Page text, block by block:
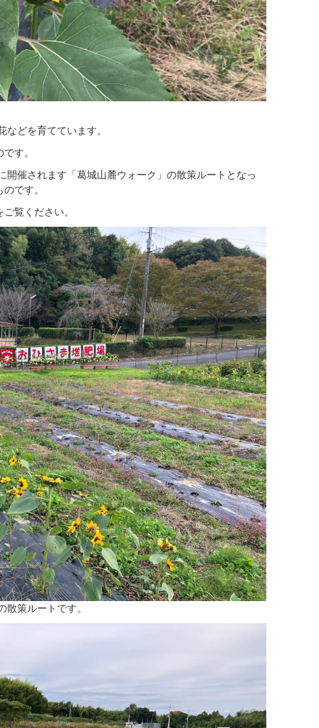
どを育てています。
す。
催されます「葛城山麓ウォーク」の散策ルートとなっ
です。
覧ください。
策ルートです。